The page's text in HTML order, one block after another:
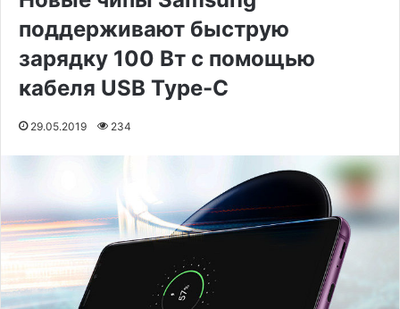
поддерживают быструю
зарядку 100 Вт с помощью
кабеля USB Type-C
29.05.2019 234